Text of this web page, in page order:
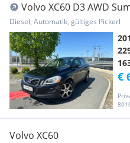
Volvo XC60 D3 AWD
Diesel, Automatik, gültiges Pickerl
€
Volvo XC60